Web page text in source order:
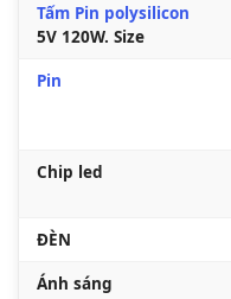
Tấm Pin polysilicon
5V 120W. Size
Pin
Chip led
ĐÈN
Ánh sáng